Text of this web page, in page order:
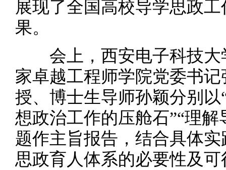
展现了全国高校导学思政
果。
会上，西安电子科技大
家卓越工程师学院党委书
授、博士生导师孙颖分别
想政治工作的压舱石”“理
题作主旨报告，结合具体
思政育人体系的必要性及